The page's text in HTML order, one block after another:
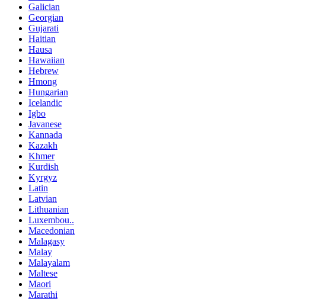
Galician
Georgian
Gujarati
Haitian
Hausa
Hawaiian
Hebrew
Hmong
Hungarian
Icelandic
Igbo
Javanese
Kannada
Kazakh
Khmer
Kurdish
Kyrgyz
Latin
Latvian
Lithuanian
Luxembou..
Macedonian
Malagasy
Malay
Malayalam
Maltese
Maori
Marathi